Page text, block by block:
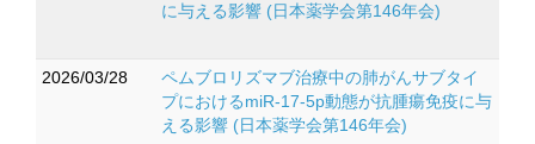
に与える影響 (日本薬学会第146年会)
2026/03/28
ペムブロリズマブ治療中の肺がんサブタイ
プにおけるmiR-17-5p動態が抗腫瘍免疫に与
える影響 (日本薬学会第146年会)